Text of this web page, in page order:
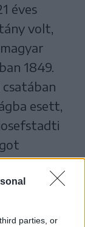
parties, or
éves
volt,
1849.
csatában
esett,
vissza